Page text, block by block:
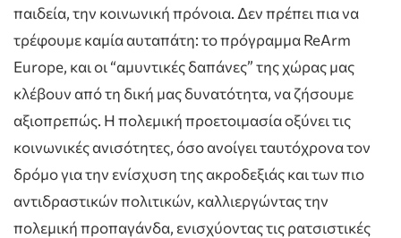
παιδεία, την κοινωνική πρόνοια. Δεν πρέπει πια να
τρέφουμε καμία αυταπάτη: το πρόγραμμα ReArm
Europe, και οι “αμυντικές δαπάνες” της χώρας μας
κλέβουν από τη δική μας δυνατότητα, να ζήσουμε
αξιοπρεπώς. Η πολεμική προετοιμασία οξύνει τις
κοινωνικές ανισότητες, όσο ανοίγει ταυτόχρονα τον
δρόμο για την ενίσχυση της ακροδεξιάς και των πιο
αντιδραστικών πολιτικών, καλλιεργώντας την
πολεμική προπαγάνδα, ενισχύοντας τις ρατσιστικές